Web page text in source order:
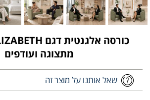
מתצוגה ועודפים
שאל אותנו על מוצר זה